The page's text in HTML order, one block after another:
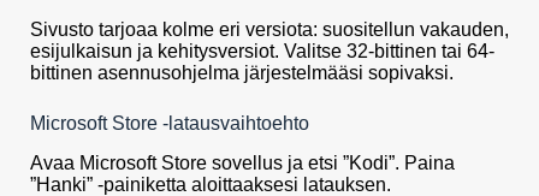
Sivusto tarjoaa kolme eri versiota: suositellun vakauden,
esijulkaisun ja kehitysversiot. Valitse 32-bittinen tai 64-
bittinen asennusohjelma järjestelmääsi sopivaksi.
Microsoft Store -latausvaihtoehto
Avaa Microsoft Store sovellus ja etsi ”Kodi”. Paina
”Hanki” -painiketta aloittaaksesi latauksen.